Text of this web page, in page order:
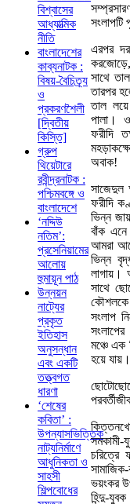
সংলাপটি
এরপর
করজোড়ে,
সাথে
তারপর
তাল লয়ে
পালা।
ফরীদি
অবাক!
সাজেদুল
ফরীদি
ভিন্ন
বাঁক এনে
আমরা
ভিন্ন
লাগায়।
সাথে
কৌশলকে
সংলাপ
মঞ্চে এক
হয়ে
চরিত্রে
ভয়ংকর
হিন্দু-
বিশ্বাসের
আধ্যাত্মিক
নীতি
বাংলাদেশের
কাব্যনাটক :
বিষয়-বৈচিত্র্য
ও
প্রকরণশৈলী
[দ্বিতীয়
কিস্তি]
গ্রুপ
থিয়েটারে
রবীন্দ্রনাটক :
পশ্চিমবঙ্গে ও
বাংলাদেশে
‘নদ্দিউ
নতিম’:
প্রসেনিয়ামের
আলোয়
হুমায়ূন পাঠ
উন্নয়ন
নাট্যের
প্রকৃত
ইতিহাস
অনুসন্ধান
এবং একটি
তত্ত্বগত
ধারণা
‘শেষের
কবিতা’ :
উপন্যাসভিত্তিক
নাট্যনির্মাণে
আধুনিকতা ও
সাহসী
শিল্পবোধের